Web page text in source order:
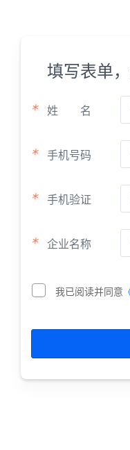
填写表单
* 姓 名
* 手机号码
* 手机验证
* 企业名称
我已阅读并同意